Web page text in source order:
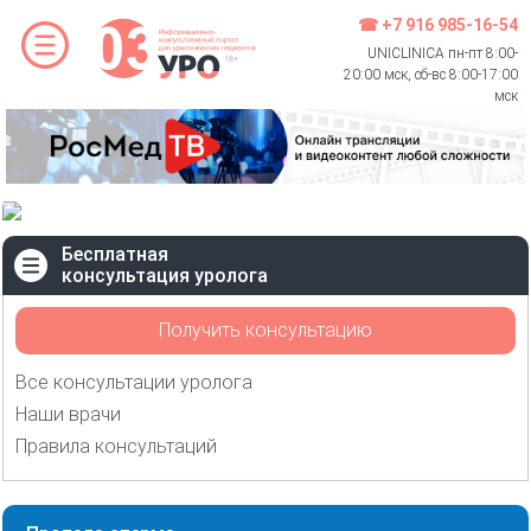
☎ +7 916 985-16-54
UNICLINICA пн-пт 8:00-
20:00 мск, сб-вс 8:00-17:00
мск
Бесплатная
консультация уролога
Получить консультацию
Все консультации уролога
Наши врачи
Правила консультаций